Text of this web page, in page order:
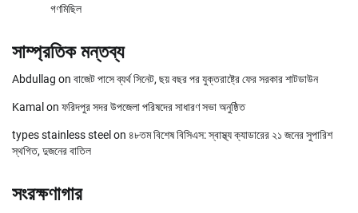
গণমিছিল
সাম্প্রতিক মন্তব্য
Abdullag on বাজেট পাসে ব্যর্থ সিনেট, ছয় বছর পর যুক্তরাষ্ট্রে ফের সরকার শাটডাউন
Kamal on ফরিদপুর সদর উপজেলা পরিষদের সাধারণ সভা অনুষ্ঠিত
types stainless steel on ৪৮তম বিশেষ বিসিএস: স্বাস্থ্য ক্যাডারের ২১ জনের সুপারিশ
স্থগিত, দুজনের বাতিল
সংরক্ষণাগার